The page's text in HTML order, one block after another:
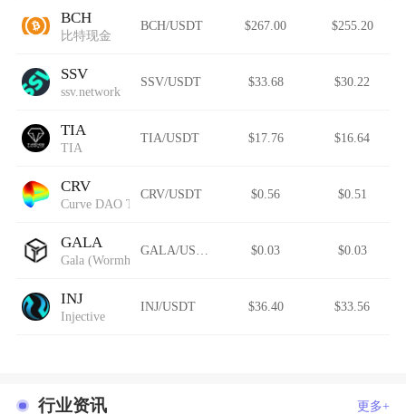
BCH
比特现金
BCH/USDT $267.00 $255.20
SSV
ssv.network
SSV/USDT $33.68 $30.22
TIA
TIA
TIA/USDT $17.76 $16.64
CRV
Curve DAO Token
CRV/USDT $0.56 $0.51
GALA
Gala (Wormhole)
$0.03 $0.03
INJ
Injective
INJ/USDT $36.40 $33.56
行业资讯 更多+